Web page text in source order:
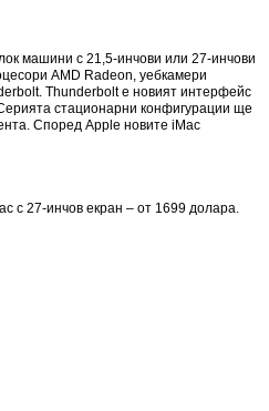
машини с 21,5-инчови или 27-инчови
AMD Radeon, уебкамери
Thunderbolt е новият интерфейс
стационарни конфигурации ще
Според Apple новите iMac
с 27-инчов екран – от 1699 долара.